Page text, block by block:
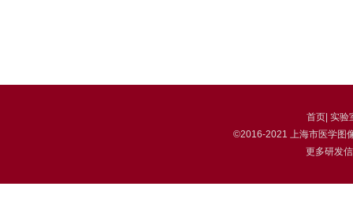
首页 实验
©2016-2021 上海市医学图
更多研发